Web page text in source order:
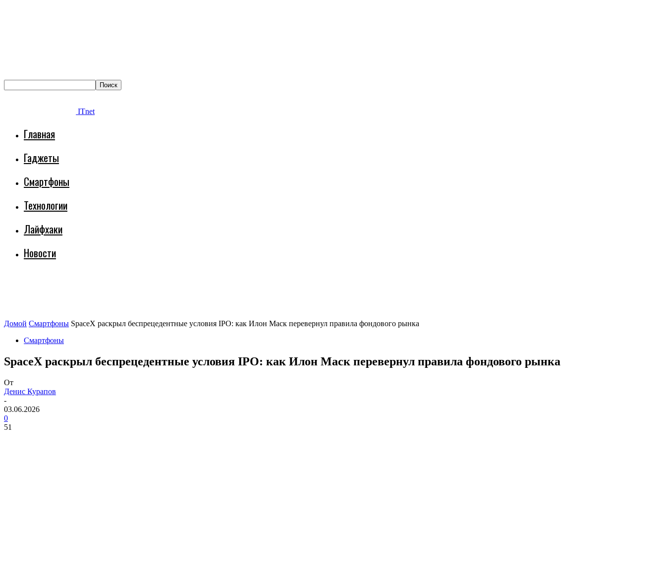
ITnet
Главная
Гаджеты
Смартфоны
Технологии
Лайфхаки
Новости
Домой Смартфоны SpaceX раскрыл беспрецедентные условия IPO: как Илон Маск перевернул правила фондового рынка
Смартфоны
SpaceX раскрыл беспрецедентные условия IPO: как Илон Маск перевернул правила фондового рынка
От
Денис Курапов
-
03.06.2026
0
51